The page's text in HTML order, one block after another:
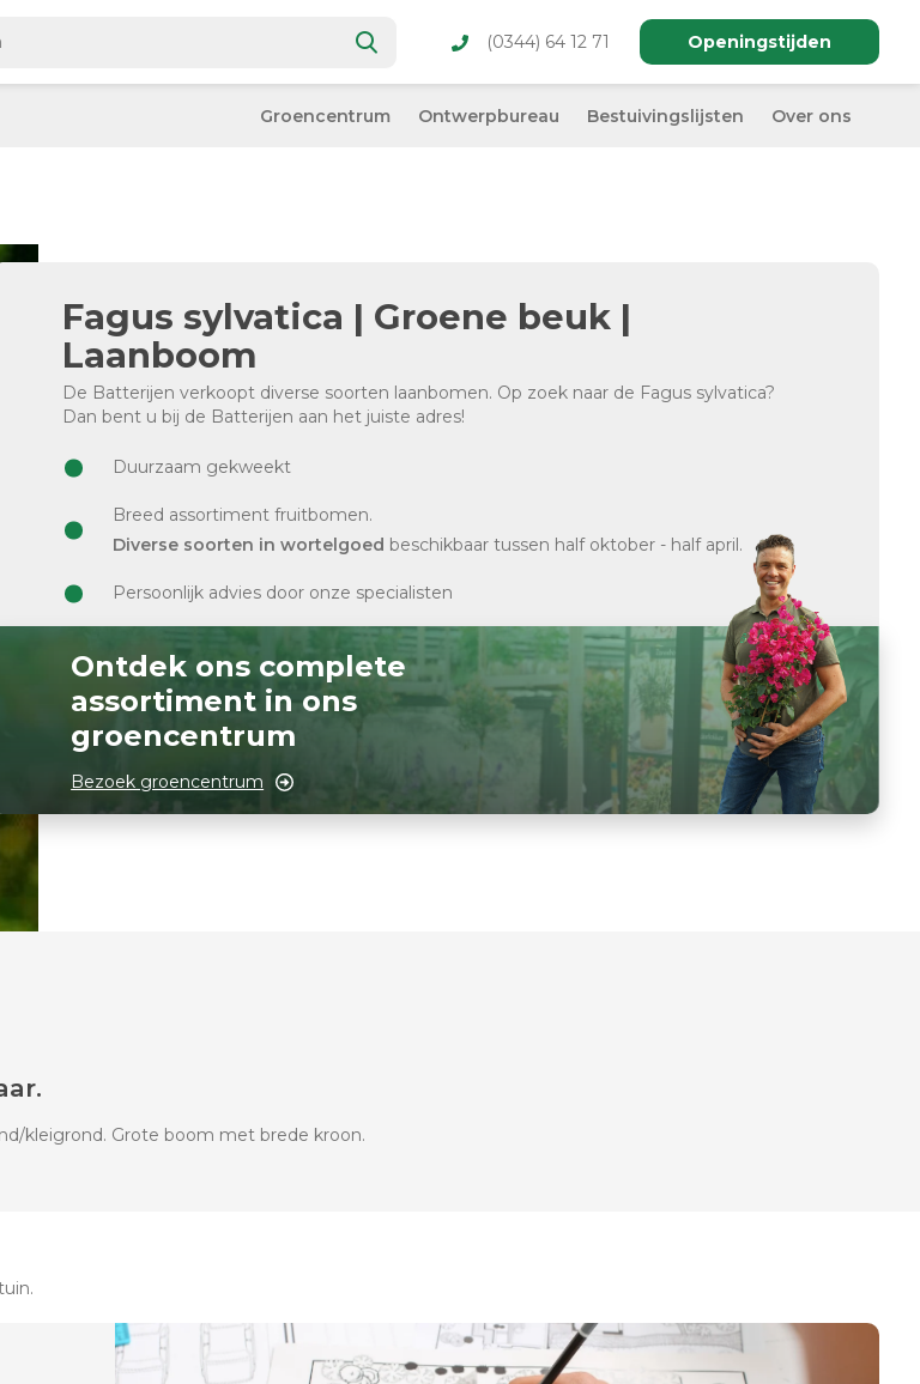
(0344) 64 12 71 Openingstijden
Groencentrum Ontwerpbureau Bestuivingslijsten Over ons
Fagus sylvatica | Groene beuk |
Laanboom
De Batterijen verkoopt diverse soorten laanbomen. Op zoek naar de Fagus sylvatica?
Dan bent u bij de Batterijen aan het juiste adres!
Duurzaam gekweekt
Breed assortiment fruitbomen.
Diverse soorten in wortelgoed beschikbaar tussen half oktober - half april.
Persoonlijk advies door onze specialisten
Ontdek ons complete
assortiment in ons
groencentrum
Bezoek groencentrum
kleigrond. Grote boom met brede kroon.